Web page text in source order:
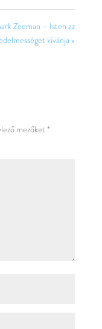
Zeeman – Isten az
kívánja »
mezőket *